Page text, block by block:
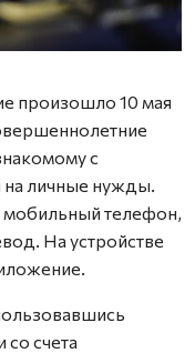
произошло 10 мая
с
на личные нужды.
мобильный телефон,
На устройстве
счета